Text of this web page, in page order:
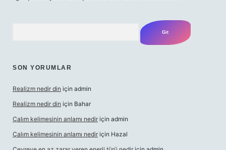
SON YORUMLAR
Realizm nedir din için admin
Realizm nedir din için Bahar
Çalım kelimesinin anlamı nedir için admin
Çalım kelimesinin anlamı nedir için Hazal